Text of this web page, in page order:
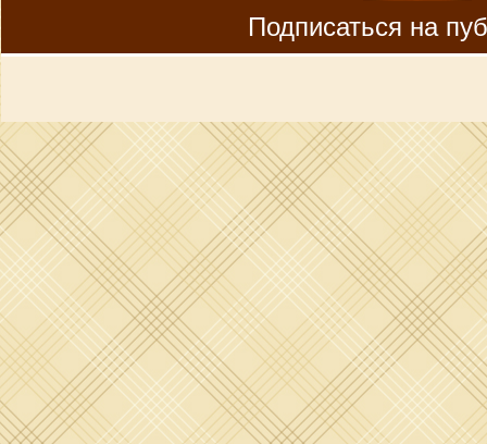
Подписаться на